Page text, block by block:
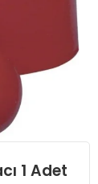
1 Adet